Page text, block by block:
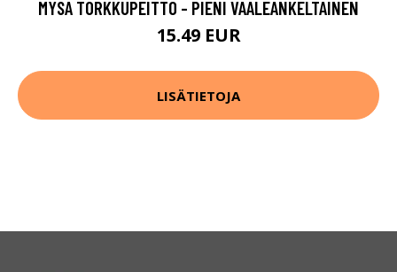
MYSA TORKKUPEITTO - PIENI VAALEANKELTAINEN
15.49 EUR
LISÄTIETOJA